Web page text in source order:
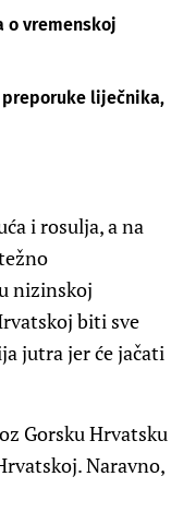
o vremenskoj
liječnika,
i rosulja, a na
nizinskoj
biti sve
jutra jer će jačati
Gorsku Hrvatsku
Naravno,